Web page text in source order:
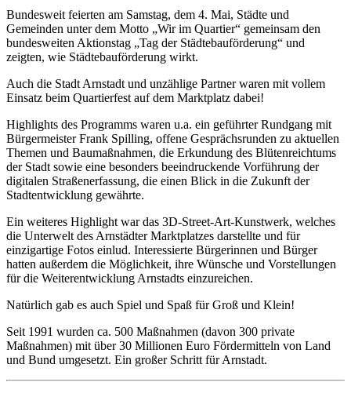
Bundesweit feierten am Samstag, dem 4. Mai, Städte und
Gemeinden unter dem Motto „Wir im Quartier“ gemeinsam den
bundesweiten Aktionstag „Tag der Städtebauförderung“ und
zeigten, wie Städtebauförderung wirkt.
Auch die Stadt Arnstadt und unzählige Partner waren mit vollem
Einsatz beim Quartierfest auf dem Marktplatz dabei!
Highlights des Programms waren u.a. ein geführter Rundgang mit
Bürgermeister Frank Spilling, offene Gesprächsrunden zu aktuellen
Themen und Baumaßnahmen, die Erkundung des Blütenreichtums
der Stadt sowie eine besonders beeindruckende Vorführung der
digitalen Straßenerfassung, die einen Blick in die Zukunft der
Stadtentwicklung gewährte.
Ein weiteres Highlight war das 3D-Street-Art-Kunstwerk, welches
die Unterwelt des Arnstädter Marktplatzes darstellte und für
einzigartige Fotos einlud. Interessierte Bürgerinnen und Bürger
hatten außerdem die Möglichkeit, ihre Wünsche und Vorstellungen
für die Weiterentwicklung Arnstadts einzureichen.
Natürlich gab es auch Spiel und Spaß für Groß und Klein!
Seit 1991 wurden ca. 500 Maßnahmen (davon 300 private
Maßnahmen) mit über 30 Millionen Euro Fördermitteln von Land
und Bund umgesetzt. Ein großer Schritt für Arnstadt.